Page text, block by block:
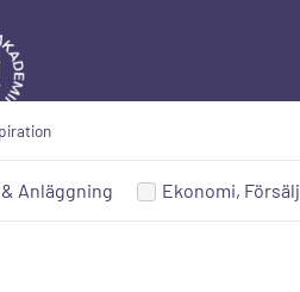
Anläggning Ekonomi,